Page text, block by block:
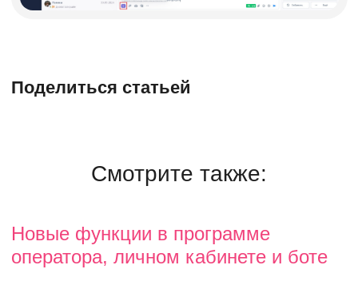
Поделиться статьей
Смотрите также:
Новые функции в программе
оператора, личном кабинете и боте